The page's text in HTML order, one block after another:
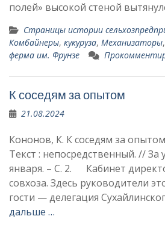
полей» вы­сокой стеной
Страницы истории
Комбайнеры, кукуруза, Механизаторы,
ферма им. Фрунзе
К соседям за опытом
21.08.2024
Кононов, К. К соседям за
Текст : непосредственный. // За
января. – С. 2. Кабинет
совхоза. Здесь руководители
гости — делегация
дальше …